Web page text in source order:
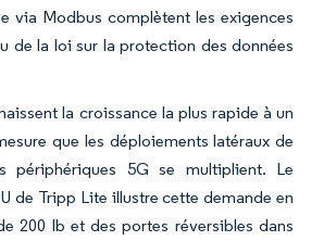
via Modbus complètent les exigences
de la loi sur la protection des données
la croissance la plus rapide à un
que les déploiements latéraux de
5G se multiplient. Le
de Tripp Lite illustre cette demande en
200 lb et des portes réversibles dans